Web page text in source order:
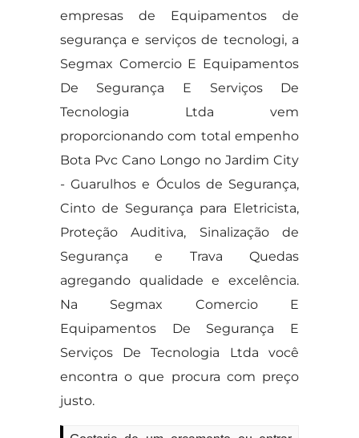
empresas de Equipamentos de
segurança e serviços de tecnologi, a
Segmax Comercio E Equipamentos
De Segurança E Serviços De
Tecnologia Ltda vem
proporcionando com total empenho
Bota Pvc Cano Longo no Jardim City
- Guarulhos e Óculos de Segurança,
Cinto de Segurança para Eletricista,
Proteção Auditiva, Sinalização de
Segurança e Trava Quedas
agregando qualidade e excelência.
Na Segmax Comercio E
Equipamentos De Segurança E
Serviços De Tecnologia Ltda você
encontra o que procura com preço
justo.